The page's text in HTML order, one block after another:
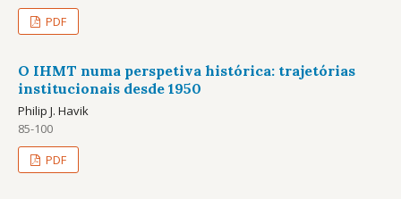
PDF
O IHMT numa perspetiva histórica: trajetórias
institucionais desde 1950
Philip J. Havik
85-100
PDF